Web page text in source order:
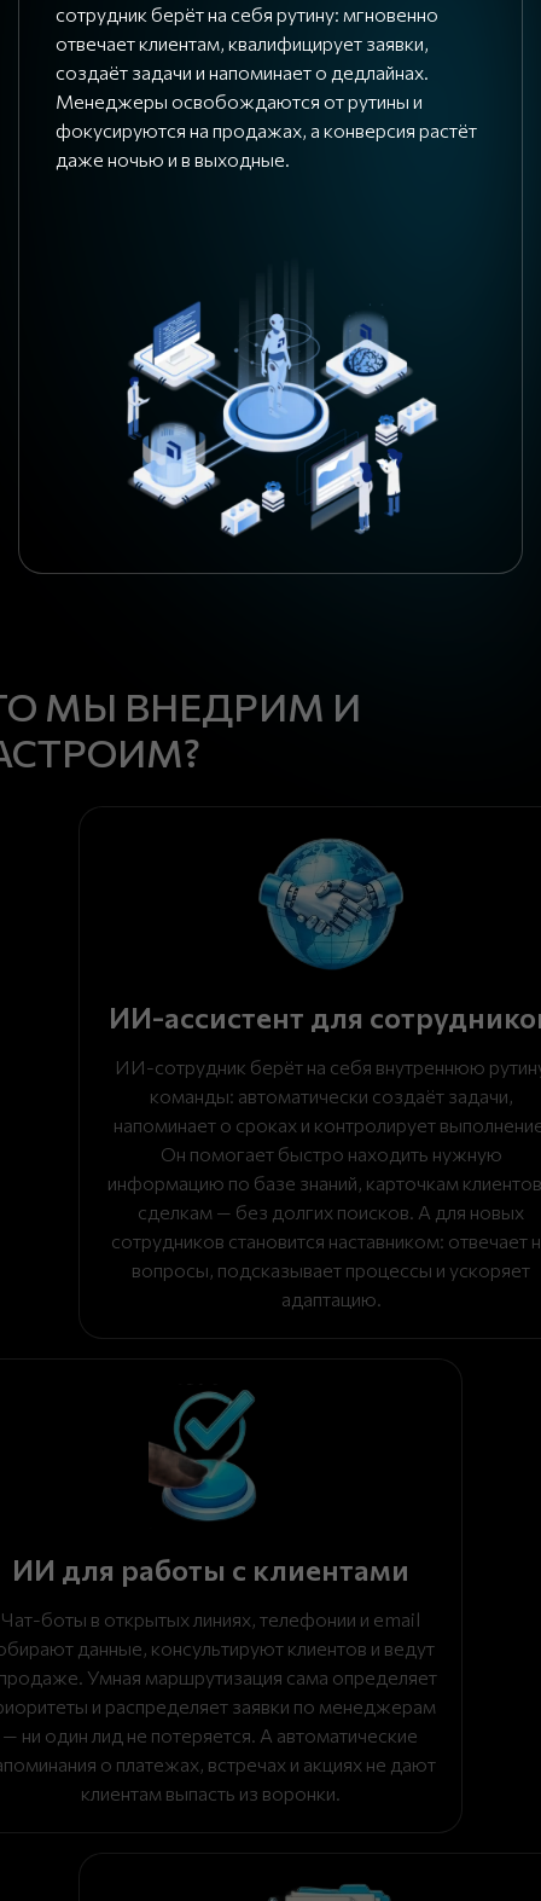
сотрудник берёт на себя рутину: мгновенно
отвечает клиентам, квалифицирует заявки,
создаёт задачи и напоминает о дедлайнах.
Менеджеры освобождаются от рутины и
фокусируются на продажах, а конверсия растёт
даже ночью и в выходные.
МЫ ВНЕДРИМ И
ИИ-ассистент для
ИИ-сотрудник берёт на себя внутреннюю
команды: автоматически создаёт задачи,
напоминает о сроках и контролирует
Он помогает быстро находить нужную
информацию по базе знаний, карточкам
сделкам — без долгих поисков. А для новых
сотрудников становится наставником: отвечает
вопросы, подсказывает процессы и ускоряет
адаптацию.
ИИ для работы с клиентами
Чат-боты в открытых линиях, телефонии и email
данные, консультируют клиентов и ведут
Умная маршрутизация сама определяет
и распределяет заявки по менеджерам
— ни один лид не потеряется. А автоматические
о платежах, встречах и акциях не дают
клиентам выпасть из воронки.